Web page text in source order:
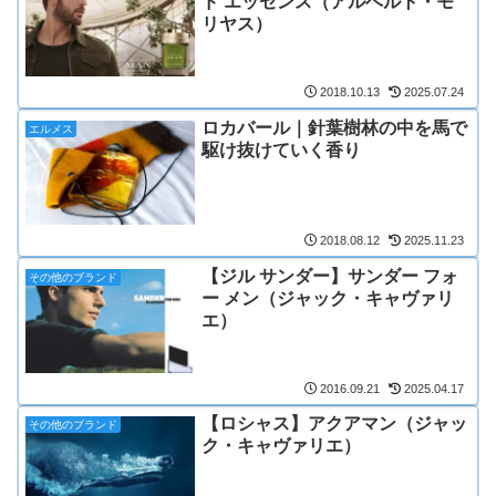
リヤス）
2018.10.13 2025.07.24
エルメス
ロカバール｜針葉樹林の中を馬で
駆け抜けていく香り
2018.08.12 2025.11.23
その他のブランド
【ジル サンダー】サンダー フォ
ー メン（ジャック・キャヴァリ
エ）
2016.09.21 2025.04.17
その他のブランド
【ロシャス】アクアマン（ジャッ
ク・キャヴァリエ）